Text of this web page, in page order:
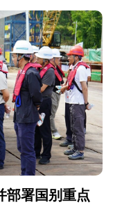
部署国别重点